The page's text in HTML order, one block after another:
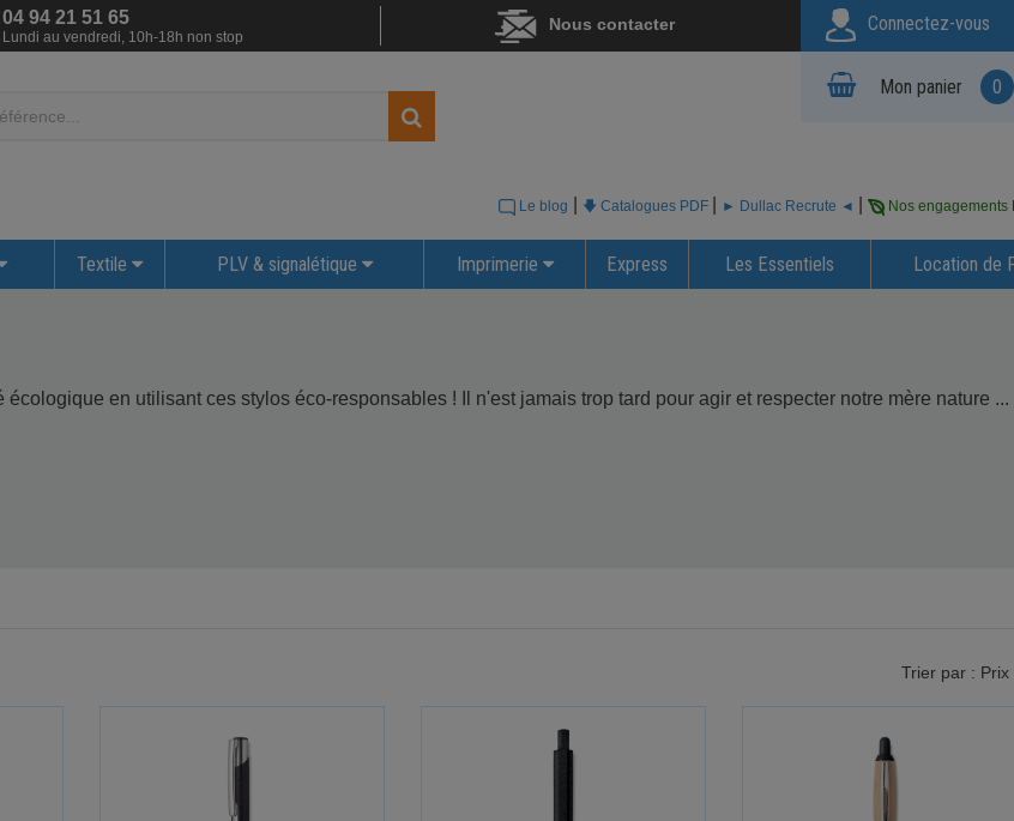
04 94 21 51 65
Lundi au vendredi, 10h-18h non stop
Nous contacter Connectez-vous
Mon panier 0
Le blog 🡇 Catalogues PDF ► Dullac Recrute ◄ Nos engagements
Textile PLV & signalétique Imprimerie Express Les Essentiels Location de
écologique en utilisant ces stylos éco-responsables ! Il n'est jamais trop tard pour agir et respecter notre mère nature ...
Trier par : Prix